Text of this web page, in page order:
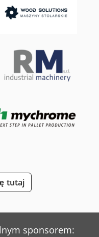
Do Drewna
tutaj
sponsorem: